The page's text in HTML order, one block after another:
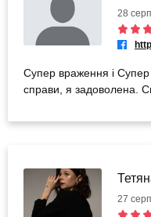
28
Супер враження і Супер
справи, я задоволена.
27